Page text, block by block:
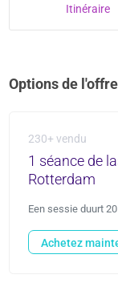
Itinéraire
Options de l'offre
230+ vendu
1 séance de
Rotterdam
Een sessie duurt
Achetez